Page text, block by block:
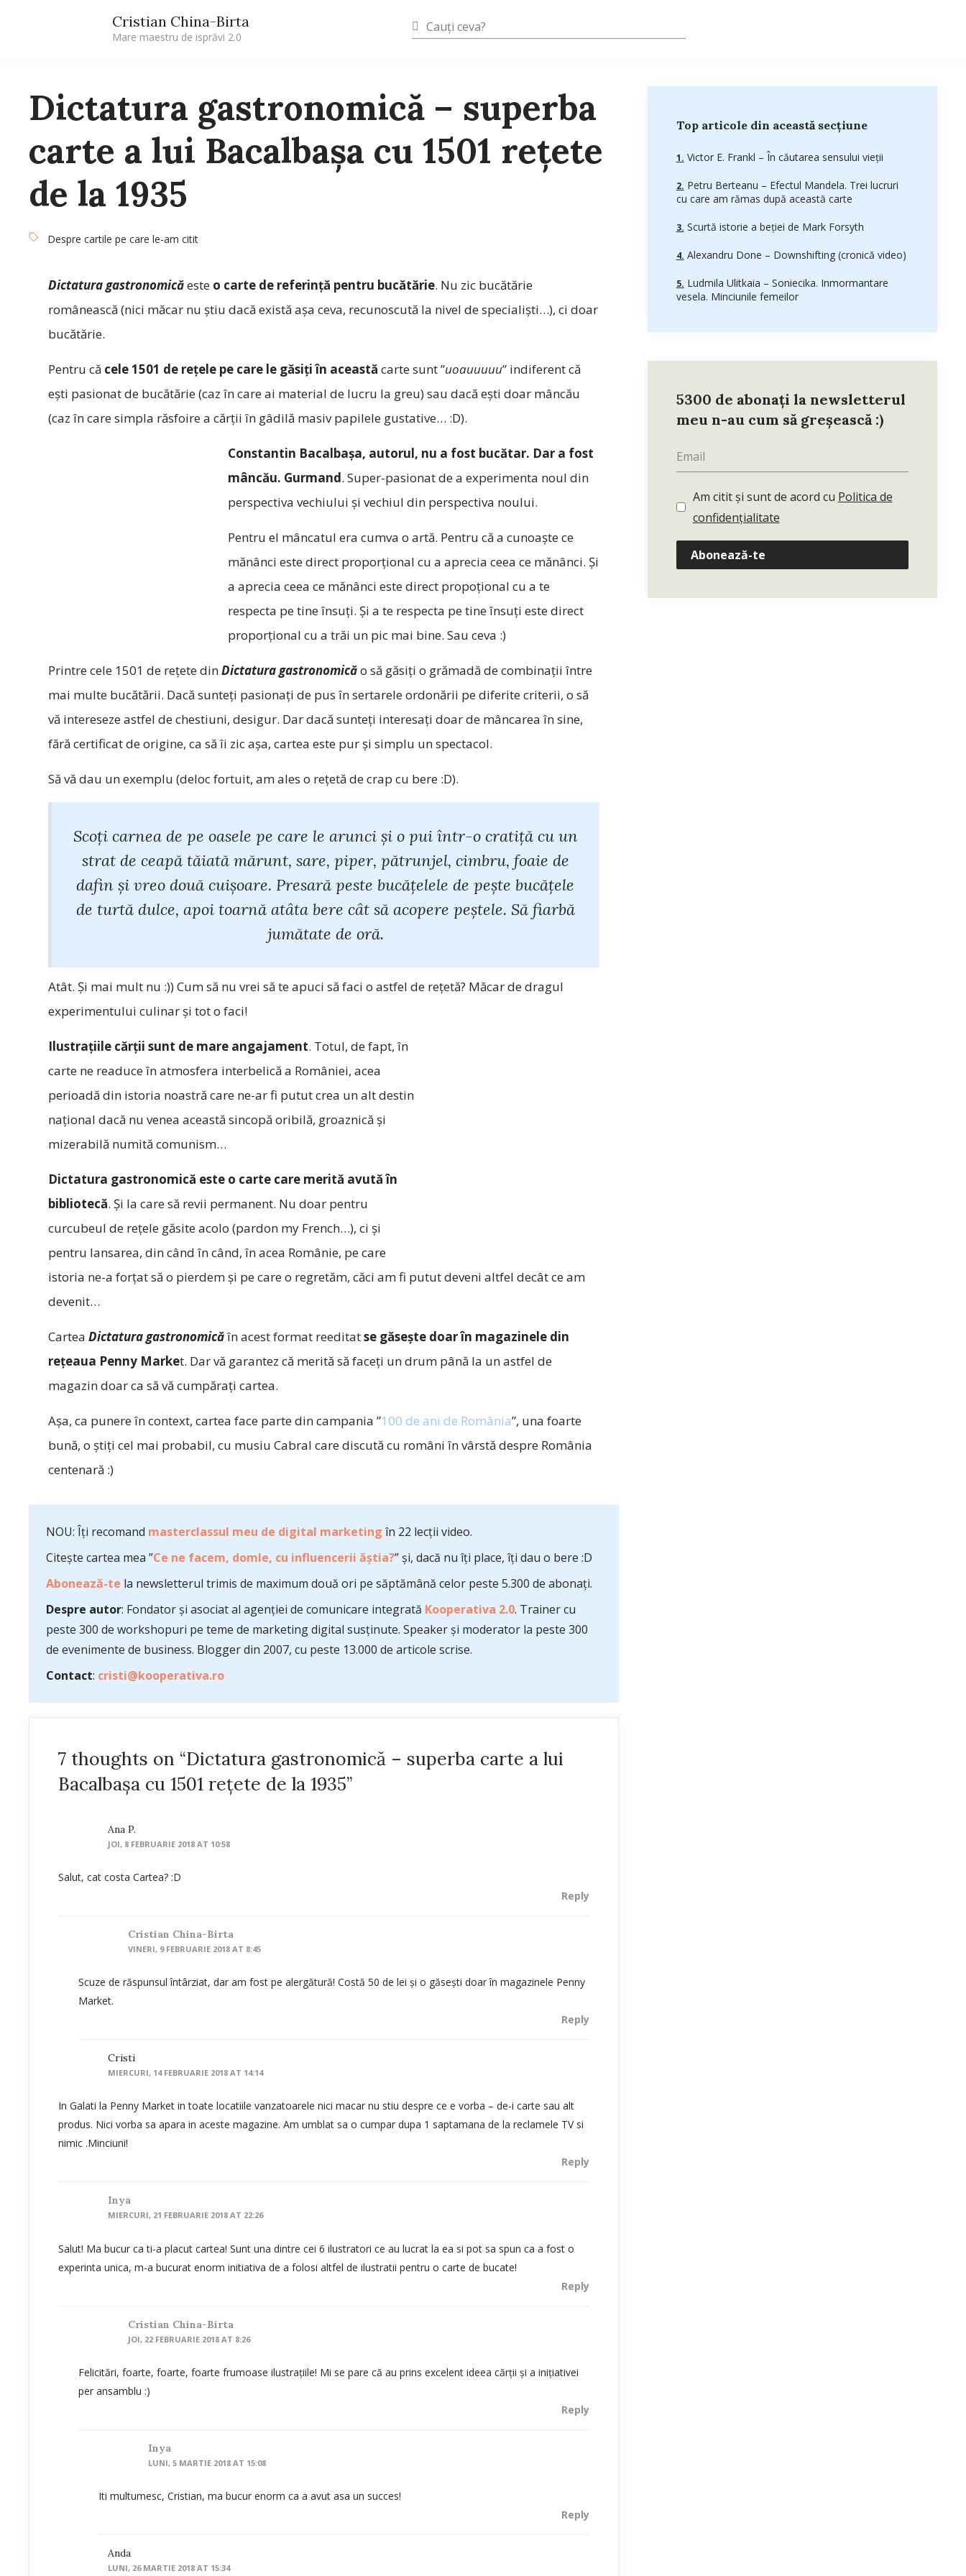
Cristian China-Birta
Mare maestru de isprăvi 2.0
Dictatura gastronomică – superba
carte a lui Bacalbaşa cu 1501 reţete
de la 1935
Despre cartile pe care le-am citit
Dictatura gastronomicăeste o carte de referință pentru bucătărie. Nu zic bucătărie
românească (nici măcar nu știu dacă există așa ceva, recunoscută la nivel de specialiști…), ci doar
bucătărie.
Pentru că cele 1501 de rețele pe care le găsiți în această carte sunt ”uoauuuuu” indiferent că
ești pasionat de bucătărie (caz în care ai material de lucru la greu) sau dacă ești doar mâncău
(caz în care simpla răsfoire a cărții în gâdilă masiv papilele gustative… :D).
Constantin Bacalbașa, autorul, nu a fost bucătar. Dar a fost
mâncău. Gurmand. Super-pasionat de a experimenta noul din
perspectiva vechiului și vechiul din perspectiva noului.
Pentru el mâncatul era cumva o artă. Pentru că a cunoaște ce
mănânci este direct proporțional cu a aprecia ceea ce mănânci. Și
a aprecia ceea ce mănânci este direct propoțional cu a te
respecta pe tine însuți. Și a te respecta pe tine însuți este direct
proporțional cu a trăi un pic mai bine. Sau ceva :)
Printre cele 1501 de rețete dinDictatura gastronomicăo să găsiți o grămadă de combinații între
mai multe bucătării. Dacă sunteți pasionați de pus în sertarele ordonării pe diferite criterii, o să
vă intereseze astfel de chestiuni, desigur. Dar dacă sunteți interesați doar de mâncarea în sine,
fără certificat de origine, ca să îi zic așa, cartea este pur și simplu un spectacol.
Să vă dau un exemplu (deloc fortuit, am ales o rețetă de crap cu bere :D).
Scoţi carnea de pe oasele pe care le arunci şi o pui într-o cratiţă cu un
strat de ceapă tăiată mărunt, sare, piper, pătrunjel, cimbru, foaie de
dafin şi vreo două cuişoare. Presară peste bucăţelele de peşte bucăţele
de turtă dulce, apoi toarnă atâta bere cât să acopere peştele. Să fiarbă
jumătate de oră.
Atât. Și mai mult nu :)) Cum să nu vrei să te apuci să faci o astfel de rețetă? Măcar de dragul
experimentului culinar și tot o faci!
Ilustrațiile cărții sunt de mare angajament. Totul, de fapt, în
carte ne readuce în atmosfera interbelică a României, acea
perioadă din istoria noastră care ne-ar fi putut crea un alt destin
național dacă nu venea această sincopă oribilă, groaznică și
mizerabilă numită comunism…
Dictatura gastronomică este o carte care merită avută în
bibliotecă. Și la care să revii permanent. Nu doar pentru
curcubeul de rețele găsite acolo (pardon my French…), ci și
pentru lansarea, din când în când, în acea Românie, pe care
istoria ne-a forțat să o pierdem și pe care o regretăm, căci am fi putut deveni altfel decât ce am
devenit…
Cartea Dictatura gastronomicăîn acest format reeditatse găsește doar în magazinele din
rețeaua Penny Market. Dar vă garantez că merită să faceți un drum până la un astfel de
magazin doar ca să vă cumpărați cartea.
Așa, ca punere în context, cartea face parte din campania ”100 de ani de România”, una foarte
bună, o știți cel mai probabil, cu musiu Cabral care discută cu români în vârstă despre România
centenară :)
NOU: Îți recomand masterclassul meu de digital marketing în 22 lecții video.
Citește cartea mea ”Ce ne facem, domle, cu influencerii ăștia?” și, dacă nu îți place, îți dau o bere :D
Abonează-te la newsletterul trimis de maximum două ori pe săptămână celor peste 5.300 de abonați.
Despre autor: Fondator și asociat al agenției de comunicare integrată Kooperativa 2.0. Trainer cu
peste 300 de workshopuri pe teme de marketing digital susținute. Speaker și moderator la peste 300
de evenimente de business. Blogger din 2007, cu peste 13.000 de articole scrise.
Contact: cristi@kooperativa.ro
7 thoughts on “Dictatura gastronomică – superba carte a lui
Bacalbaşa cu 1501 reţete de la 1935”
Ana P.
JOI, 8 FEBRUARIE 2018 AT 10:58
Salut, cat costa Cartea? :D
Reply
Cristian China-Birta
VINERI, 9 FEBRUARIE 2018 AT 8:45
Scuze de răspunsul întârziat, dar am fost pe alergătură! Costă 50 de lei și o găsești doar în magazinele Penny
Market.
Reply
Cristi
MIERCURI, 14 FEBRUARIE 2018 AT 14:14
In Galati la Penny Market in toate locatiile vanzatoarele nici macar nu stiu despre ce e vorba – de-i carte sau alt
produs. Nici vorba sa apara in aceste magazine. Am umblat sa o cumpar dupa 1 saptamana de la reclamele TV si
nimic .Minciuni!
Reply
Inya
MIERCURI, 21 FEBRUARIE 2018 AT 22:26
Salut! Ma bucur ca ti-a placut cartea! Sunt una dintre cei 6 ilustratori ce au lucrat la ea si pot sa spun ca a fost o
experinta unica, m-a bucurat enorm initiativa de a folosi altfel de ilustratii pentru o carte de bucate!
Reply
Cristian China-Birta
JOI, 22 FEBRUARIE 2018 AT 8:26
Felicitări, foarte, foarte, foarte frumoase ilustrațiile! Mi se pare că au prins excelent ideea cărții și a inițiativei
per ansamblu :)
Reply
Inya
LUNI, 5 MARTIE 2018 AT 15:08
Iti multumesc, Cristian, ma bucur enorm ca a avut asa un succes!
Reply
Anda
LUNI, 26 MARTIE 2018 AT 15:34
Top articole din această secțiune
Victor E. Frankl – În căutarea sensului vieții
Petru Berteanu – Efectul Mandela. Trei lucruri
cu care am rămas după această carte
Scurtă istorie a beției de Mark Forsyth
Alexandru Done – Downshifting (cronică video)
Ludmila Ulitkaia – Soniecika. Inmormantare
vesela. Minciunile femeilor
5300 de abonați la newsletterul
meu n-au cum să greșească :)
Am citit și sunt de acord cu Politica de
confidențialitate
Abonează-te